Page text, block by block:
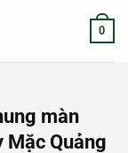
0
màn
Mặc Quảng